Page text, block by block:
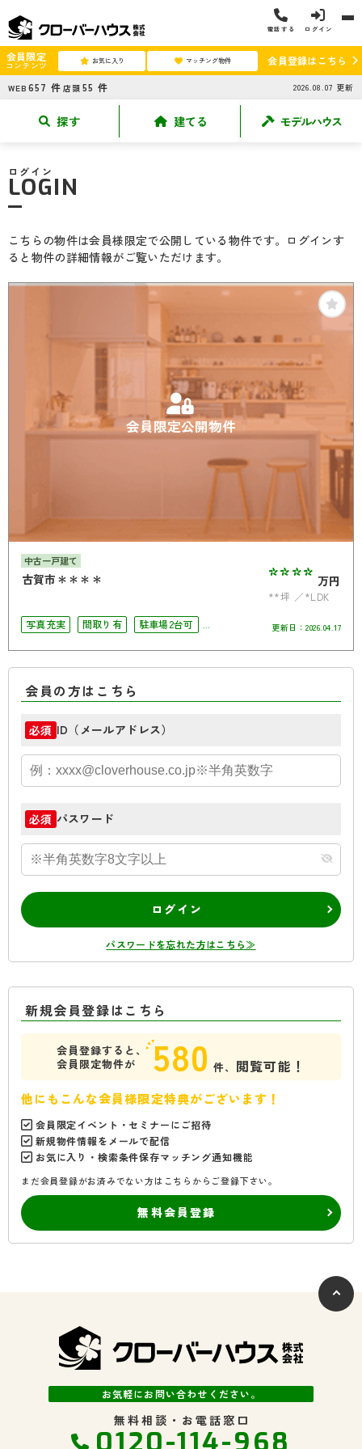
電話する ログイン
会員限定
コンテンツ お気に入り マッチング物件 会員登録はこちら
WEB 657 件 店頭 55 件 2026.08.07 更新
探す 建てる モデルハウス
ログイン
LOGIN
こちらの物件は会員様限定で公開している物件です。ログインす
ると物件の詳細情報がご覧いただけます。
会員限定公開物件
中古一戸建て
古賀市＊＊＊＊ **** 万円
**坪
*LDK
写真充実
間取り有
駐車場2台可
更新日： 2026.04.17
会員の方はこちら
必須 ID（メールアドレス）
必須 パスワード
ログイン
パスワードを忘れた方はこちら≫
新規会員登録はこちら
会員登録すると、
会員限定物件が
580 件、 閲覧可能！
他にもこんな会員様限定特典がございます！
会員限定イベント・セミナーにご招待
新規物件情報をメールで配信
お気に入り・検索条件保存マッチング通知機能
まだ会員登録がお済みでない方はこちらからご登録下さい。
無料会員登録
お気軽にお問い合わせください。
無料相談・お電話窓口